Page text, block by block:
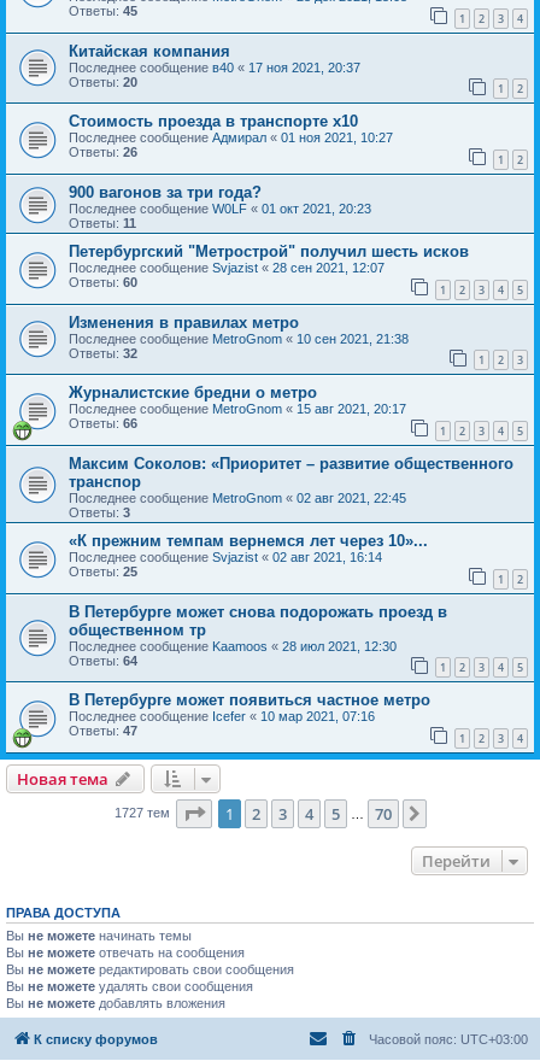
Ответы: 45 1 2 3 4
Китайская компания
Последнее сообщение в40 « 17 ноя 2021, 20:37
Ответы: 20 1 2
Стоимость проезда в транспорте х10
Последнее сообщение Адмирал « 01 ноя 2021, 10:27
Ответы: 26 1 2
900 вагонов за три года?
Последнее сообщение W0LF « 01 окт 2021, 20:23
Ответы: 11
Петербургский "Метрострой" получил шесть исков
Последнее сообщение Svjazist « 28 сен 2021, 12:07
Ответы: 60 1 2 3 4 5
Изменения в правилах метро
Последнее сообщение MetroGnom « 10 сен 2021, 21:38
Ответы: 32 1 2 3
Журналистские бредни о метро
Последнее сообщение MetroGnom « 15 авг 2021, 20:17
Ответы: 66 1 2 3 4 5
Максим Соколов: «Приоритет – развитие общественного
транспор
Последнее сообщение MetroGnom « 02 авг 2021, 22:45
Ответы: 3
«К прежним темпам вернемся лет через 10»...
Последнее сообщение Svjazist « 02 авг 2021, 16:14
Ответы: 25 1 2
В Петербурге может снова подорожать проезд в
общественном тр
Последнее сообщение Kaamoos « 28 июл 2021, 12:30
Ответы: 64 1 2 3 4 5
В Петербурге может появиться частное метро
Последнее сообщение Icefer « 10 мар 2021, 07:16
Ответы: 47 1 2 3 4
Новая тема
1727 тем Страница из 70
1 2 3 4 5 70
Перейти
ПРАВА ДОСТУПА
Вы не можете начинать темы
Вы не можете отвечать на сообщения
Вы не можете редактировать свои сообщения
Вы не можете удалять свои сообщения
Вы не можете добавлять вложения
К списку форумов Часовой пояс: UTC+03:00